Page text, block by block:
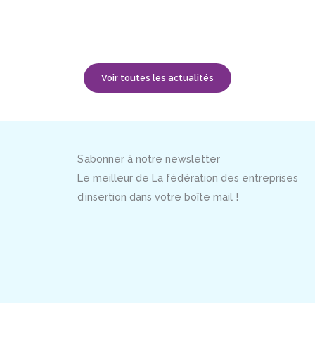
Voir toutes les actualités
S’abonner à notre newsletter
Le meilleur de La fédération des entreprises
d’insertion dans votre boîte mail !